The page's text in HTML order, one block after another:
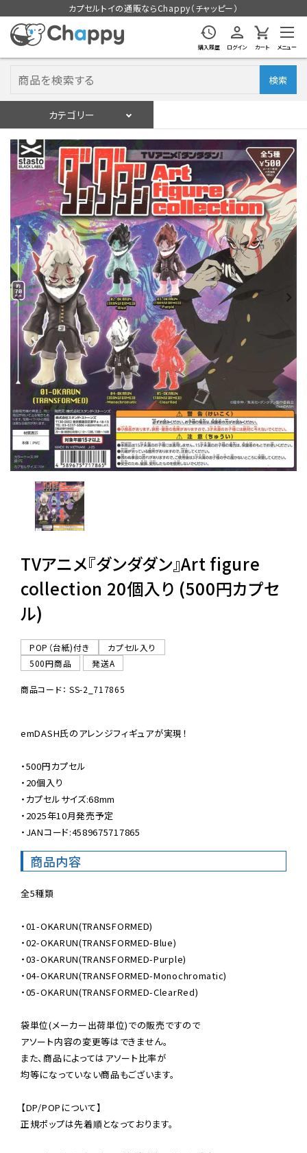
カプセルトイの通販ならChappy（チャッピー）
購入履歴 ログイン カート メニュー
検索
カテゴリー
ログイン 会員登録
入荷スケジュールをチェック
カプセルトイマシン本体
カプセルトイ
販促用空カプセル
レンタル
景品・玩具・文具
販促用カプセルトイ
06-6282-7659
TVアニメ『ダンダダン』Art figure
collection 20個入り (500円カプセ
ル)
POP（台紙)付き
カプセル入り
500円商品
発送A
商品コード： SS-2_717865
emDASH氏のアレンジフィギュアが実現！
・500円カプセル
・20個入り
・カプセルサイズ:68mm
・2025年10月発売予定
・JANコード:4589675717865
商品内容
全5種類
・01-OKARUN(TRANSFORMED)
・02-OKARUN(TRANSFORMED-Blue)
・03-OKARUN(TRANSFORMED-Purple)
・04-OKARUN(TRANSFORMED-Monochromatic)
・05-OKARUN(TRANSFORMED-ClearRed)
袋単位(メーカー出荷単位)での販売ですので
アソート内容の変更等はできません。
また、商品によってはアソート比率が
均等になっていない商品もございます。
【DP/POPについて】
正規ポップは先着順となっております。